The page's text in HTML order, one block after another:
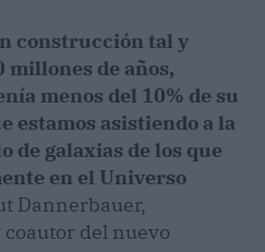
construcción tal y
millones de años,
menos del 10% de su
estamos asistiendo a la
de galaxias de los que
en el Universo
Dannerbauer,
del nuevo